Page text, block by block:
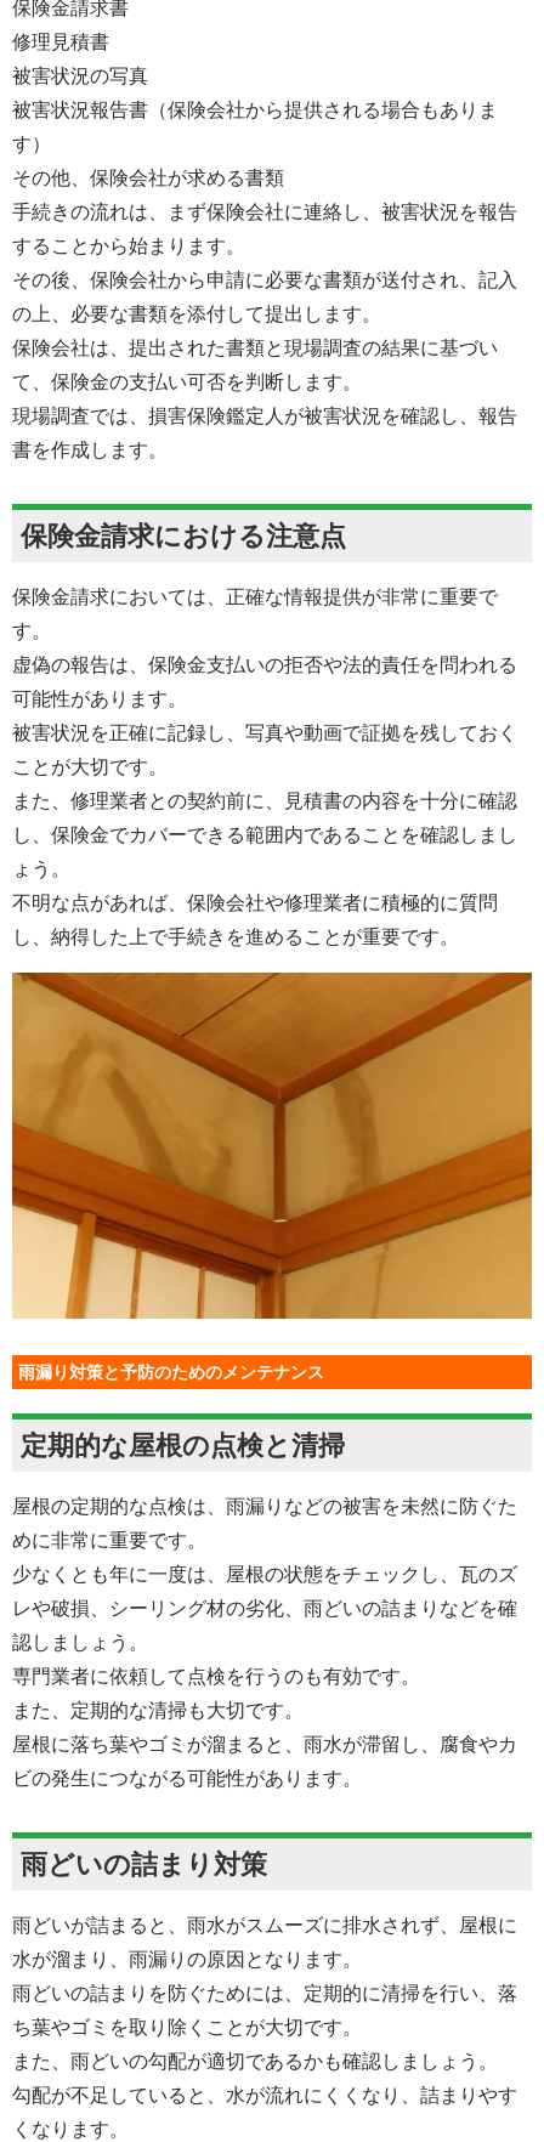
保険金請求書
修理見積書
被害状況の写真
被害状況報告書（保険会社から提供される場合もありま
す）
その他、保険会社が求める書類
手続きの流れは、まず保険会社に連絡し、被害状況を報告
することから始まります。
その後、保険会社から申請に必要な書類が送付され、記入
の上、必要な書類を添付して提出します。
保険会社は、提出された書類と現場調査の結果に基づい
て、保険金の支払い可否を判断します。
現場調査では、損害保険鑑定人が被害状況を確認し、報告
書を作成します。
保険金請求における注意点
保険金請求においては、正確な情報提供が非常に重要で
す。
虚偽の報告は、保険金支払いの拒否や法的責任を問われる
可能性があります。
被害状況を正確に記録し、写真や動画で証拠を残しておく
ことが大切です。
また、修理業者との契約前に、見積書の内容を十分に確認
し、保険金でカバーできる範囲内であることを確認しまし
ょう。
不明な点があれば、保険会社や修理業者に積極的に質問
し、納得した上で手続きを進めることが重要です。
雨漏り対策と予防のためのメンテナンス
定期的な屋根の点検と清掃
屋根の定期的な点検は、雨漏りなどの被害を未然に防ぐた
めに非常に重要です。
少なくとも年に一度は、屋根の状態をチェックし、瓦のズ
レや破損、シーリング材の劣化、雨どいの詰まりなどを確
認しましょう。
専門業者に依頼して点検を行うのも有効です。
また、定期的な清掃も大切です。
屋根に落ち葉やゴミが溜まると、雨水が滞留し、腐食やカ
ビの発生につながる可能性があります。
雨どいの詰まり対策
雨どいが詰まると、雨水がスムーズに排水されず、屋根に
水が溜まり、雨漏りの原因となります。
雨どいの詰まりを防ぐためには、定期的に清掃を行い、落
ち葉やゴミを取り除くことが大切です。
また、雨どいの勾配が適切であるかも確認しましょう。
勾配が不足していると、水が流れにくくなり、詰まりやす
くなります。